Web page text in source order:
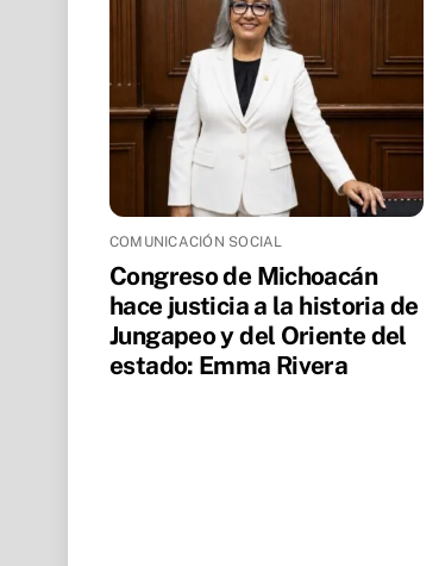
COMUNICACIÓN SOCIAL
Congreso de Michoacán
hace justicia a la historia de
Jungapeo y del Oriente del
estado: Emma Rivera